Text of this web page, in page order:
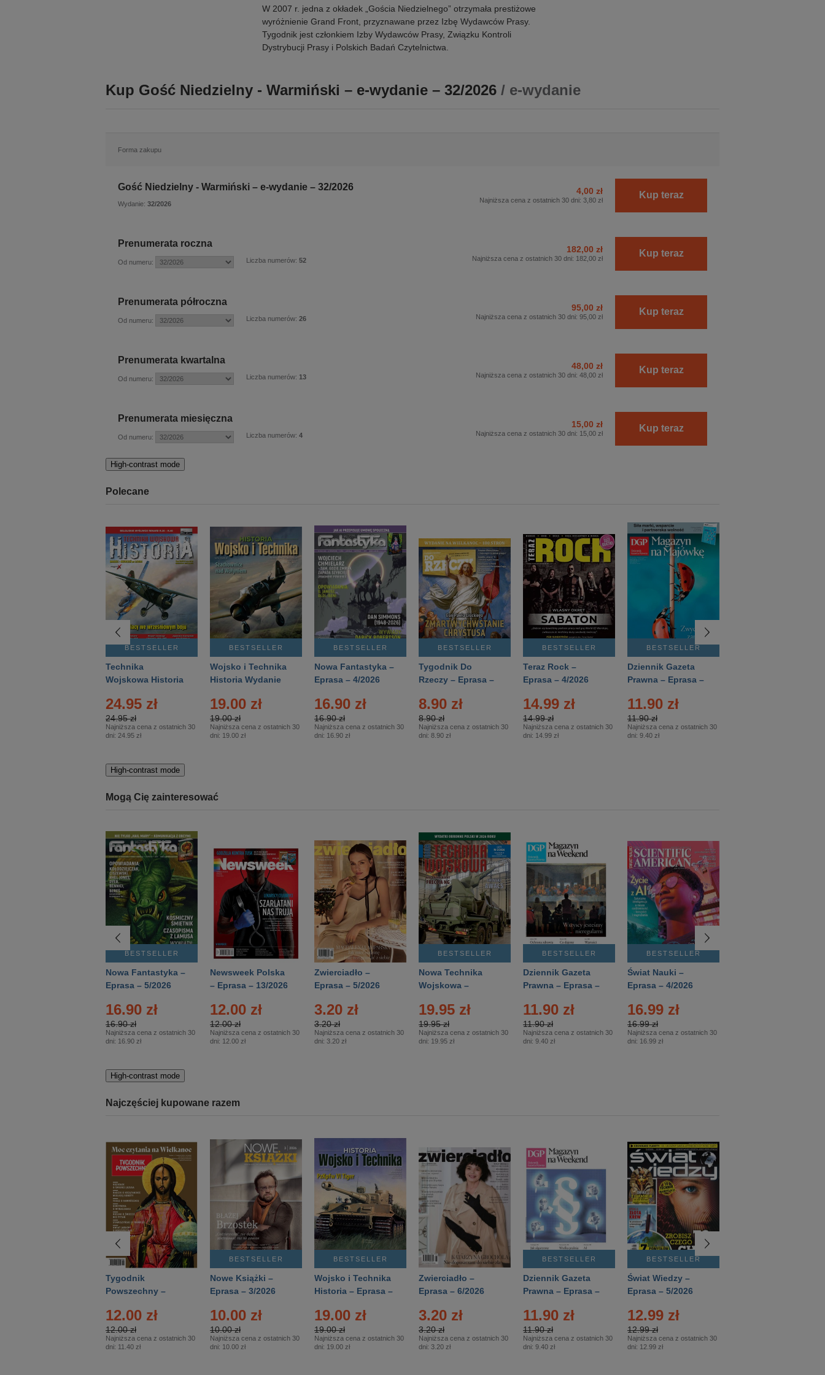
W 2007 r. jedna z okładek „Gościa Niedzielnego” otrzymała prestiżowe
wyróżnienie Grand Front, przyznawane przez Izbę Wydawców Prasy.
Tygodnik jest członkiem Izby Wydawców Prasy, Związku Kontroli
Dystrybucji Prasy i Polskich Badań Czytelnictwa.
Kup Gość Niedzielny - Warmiński – e-wydanie – 32/2026 / e-wydanie
Forma zakupu
Gość Niedzielny - Warmiński – e-wydanie – 32/2026
Wydanie: 32/2026
4,00 zł
Najniższa cena z ostatnich 30 dni: 3,80 zł Kup teraz
Prenumerata roczna
Od numeru: Liczba numerów: 52
182,00 zł
Najniższa cena z ostatnich 30 dni: 182,00 zł Kup teraz
Prenumerata półroczna
Od numeru: Liczba numerów: 26
95,00 zł
Najniższa cena z ostatnich 30 dni: 95,00 zł Kup teraz
Prenumerata kwartalna
Od numeru: Liczba numerów: 13
48,00 zł
Najniższa cena z ostatnich 30 dni: 48,00 zł Kup teraz
Prenumerata miesięczna
Od numeru: Liczba numerów: 4
15,00 zł
Najniższa cena z ostatnich 30 dni: 15,00 zł Kup teraz
High-contrast mode
Polecane
BESTSELLER
Technika
Wojskowa Historia
24.95 zł
24.95 zł
Najniższa cena z ostatnich 30
dni: 24.95 zł
BESTSELLER
Wojsko i Technika
Historia Wydanie
– 2/2026
19.00 zł
19.00 zł
Najniższa cena z ostatnich 30
dni: 19.00 zł
BESTSELLER
Nowa Fantastyka –
Eprasa – 4/2026
16.90 zł
16.90 zł
Najniższa cena z ostatnich 30
dni: 16.90 zł
BESTSELLER
Tygodnik Do
Rzeczy – Eprasa –
8.90 zł
8.90 zł
Najniższa cena z ostatnich 30
dni: 8.90 zł
BESTSELLER
Teraz Rock –
Eprasa – 4/2026
14.99 zł
14.99 zł
Najniższa cena z ostatnich 30
dni: 14.99 zł
BESTSELLER
Dziennik Gazeta
Prawna – Eprasa –
11.90 zł
11.90 zł
Najniższa cena z ostatnich 30
dni: 9.40 zł
High-contrast mode
Mogą Cię zainteresować
BESTSELLER
Nowa Fantastyka –
Eprasa – 5/2026
16.90 zł
16.90 zł
Najniższa cena z ostatnich 30
dni: 16.90 zł
Newsweek Polska
– Eprasa – 13/2026
12.00 zł
12.00 zł
Najniższa cena z ostatnich 30
dni: 12.00 zł
Zwierciadło –
Eprasa – 5/2026
3.20 zł
3.20 zł
Najniższa cena z ostatnich 30
dni: 3.20 zł
BESTSELLER
Nowa Technika
Wojskowa –
19.95 zł
19.95 zł
Najniższa cena z ostatnich 30
dni: 19.95 zł
BESTSELLER
Dziennik Gazeta
Prawna – Eprasa –
11.90 zł
11.90 zł
Najniższa cena z ostatnich 30
dni: 9.40 zł
BESTSELLER
Świat Nauki –
Eprasa – 4/2026
16.99 zł
16.99 zł
Najniższa cena z ostatnich 30
dni: 16.99 zł
High-contrast mode
Najczęściej kupowane razem
Tygodnik
Powszechny –
12.00 zł
12.00 zł
Najniższa cena z ostatnich 30
dni: 11.40 zł
BESTSELLER
Nowe Książki –
Eprasa – 3/2026
10.00 zł
10.00 zł
Najniższa cena z ostatnich 30
dni: 10.00 zł
BESTSELLER
Wojsko i Technika
Historia – Eprasa –
19.00 zł
19.00 zł
Najniższa cena z ostatnich 30
dni: 19.00 zł
Zwierciadło –
Eprasa – 6/2026
3.20 zł
3.20 zł
Najniższa cena z ostatnich 30
dni: 3.20 zł
BESTSELLER
Dziennik Gazeta
Prawna – Eprasa –
11.90 zł
11.90 zł
Najniższa cena z ostatnich 30
dni: 9.40 zł
BESTSELLER
Świat Wiedzy –
Eprasa – 5/2026
12.99 zł
12.99 zł
Najniższa cena z ostatnich 30
dni: 12.99 zł